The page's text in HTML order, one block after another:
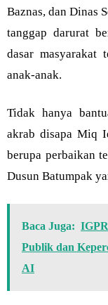
Baznas, dan Dinas
tanggap darurat
dasar masyarakat
anak-anak.
Tidak hanya
akrab disapa Miq
berupa perbaikan
Dusun Batumpak
Baca Juga:
Publik dan
AI